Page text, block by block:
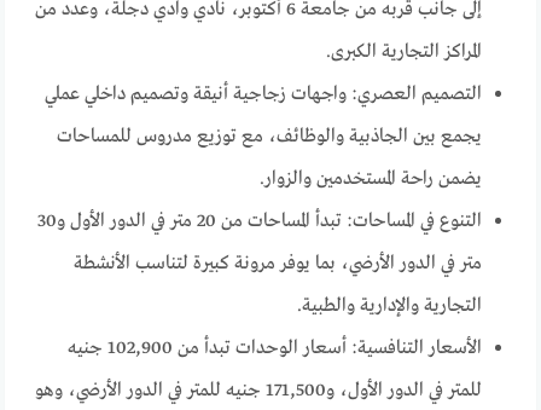
إلى جانب قربه من جامعة 6 أكتوبر، نادي وادي دجلة، وعدد من
المراكز التجارية الكبرى.
التصميم العصري: واجهات زجاجية أنيقة وتصميم داخلي عملي
يجمع بين الجاذبية والوظائف، مع توزيع مدروس للمساحات
يضمن راحة المستخدمين والزوار.
التنوع في المساحات: تبدأ المساحات من 20 متر في الدور الأول و30
متر في الدور الأرضي، بما يوفر مرونة كبيرة لتناسب الأنشطة
التجارية والإدارية والطبية.
الأسعار التنافسية: أسعار الوحدات تبدأ من 102,900 جنيه
للمتر في الدور الأول، و171,500 جنيه للمتر في الدور الأرضي، وهو